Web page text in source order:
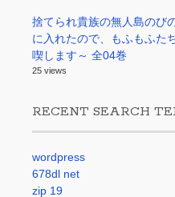
捨てられ貴族の無人島のび
に入れたので、もふもふた
喫します～ 全04巻
25 views
RECENT SEARCH
wordpress
678dl net
zip 19